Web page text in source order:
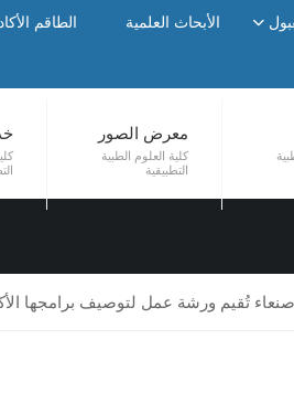
الأبحاث العلمية الطاقم
معرض الصور
كلية العلوم الطبية
التطبيقية
صنعاء تُقيم ورشة عمل لتوصيف برامجها